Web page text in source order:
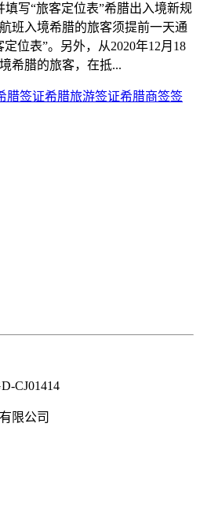
写“旅客定位表”希腊出入境新规
班入境希腊的旅客须提前一天通
位表”。另外，从2020年12月18
希腊的旅客，在抵...
腊签证希腊旅游签证希腊商签签
CJ01414
限公司